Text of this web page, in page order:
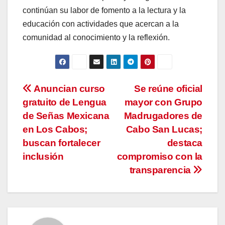
continúan su labor de fomento a la lectura y la
educación con actividades que acercan a la
comunidad al conocimiento y la reflexión.
Navegación
de
entradas
Se reúne oficial
mayor con Grupo
Madrugadores de
Cabo San Lucas;
destaca
compromiso con la
transparencia
Anuncian curso
gratuito de Lengua
de Señas Mexicana
en Los Cabos;
buscan fortalecer
inclusión